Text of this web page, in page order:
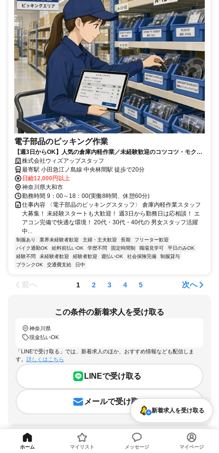
電子部品のピッキング作業
【週3日からOK】人気の倉庫内軽作業／未経験歓迎のコツコツ・モクモ
ク作業／男女活躍中／土日祝休み
株式会社ウィズアップスタッフ
最寄駅 小田急江ノ島線 中央林間駅 徒歩で20分
日給12,000円以上
神奈川県大和市
勤務時間 9：00～18：00(実働8時間、休憩60分)
仕事内容 〈電子部品のピッキングスタッフ〉 倉庫内軽作業スタッフ
大募集！ 未経験スタートも大歓迎！ 週3日から勤務日は応相談！ エ
アコン完備で快適な環境！ 20代・30代・40代の 男女スタッフ活躍
中...
制服あり 業界未経験者歓迎 主婦・主夫歓迎 長期
フリーター歓迎
バイク通勤OK
給料前払いOK 学歴不問 固定時間制 職場見学可
平日のみOK
経験不問
未経験者歓迎 経験者歓迎 週払いOK 社会保険完備
制服貸与
ブランクOK
交通費支給 日中
前へ 1 2 3 4 5 次へ
この条件の新着求人を受け取る
神奈川県
現金払いOK
「LINEで受け取る」では、新着求人のほか、おすすめ情報なども配信しま
す。 詳しくはこちら
LINEで受け取る
メールで受け取る
新着求人を受け取る
ホーム マイリスト メッセージ マイページ